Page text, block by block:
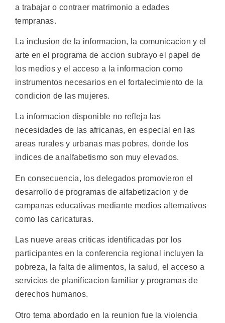
a trabajar o contraer matrimonio a edades
tempranas.
La inclusion de la informacion, la comunicacion y el
arte en el programa de accion subrayo el papel de
los medios y el acceso a la informacion como
instrumentos necesarios en el fortalecimiento de la
condicion de las mujeres.
La informacion disponible no refleja las
necesidades de las africanas, en especial en las
areas rurales y urbanas mas pobres, donde los
indices de analfabetismo son muy elevados.
En consecuencia, los delegados promovieron el
desarrollo de programas de alfabetizacion y de
campanas educativas mediante medios alternativos
como las caricaturas.
Las nueve areas criticas identificadas por los
participantes en la conferencia regional incluyen la
pobreza, la falta de alimentos, la salud, el acceso a
servicios de planificacion familiar y programas de
derechos humanos.
Otro tema abordado en la reunion fue la violencia